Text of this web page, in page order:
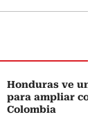
Honduras ve
para ampliar
Colombia